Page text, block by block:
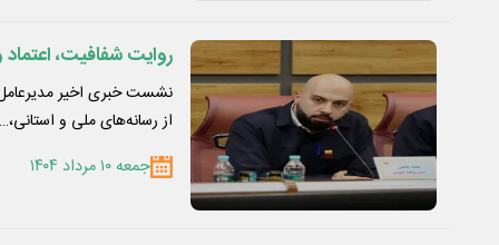
روایت شفافیت،
از رسانه‌های ملی و استانی،…
جمعه ۱۰ مرداد ۱۴۰۴